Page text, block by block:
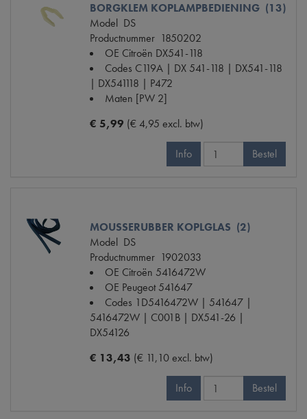
BORGKLEM KOPLAMPBEDIENING (13)
Model DS
Productnummer 1850202
OE Citroën DX541-118
Codes C119A | DX 541-118 | DX541-118
| DX541118 | P472
Maten [PW 2]
€ 5,99 (€ 4,95 excl. btw)
Info Bestel
MOUSSERUBBER KOPLGLAS (2)
Model DS
Productnummer 1902033
OE Citroën 5416472W
OE Peugeot 541647
Codes 1D5416472W | 541647 |
5416472W | C001B | DX541-26 |
DX54126
€ 13,43 (€ 11,10 excl. btw)
Info Bestel